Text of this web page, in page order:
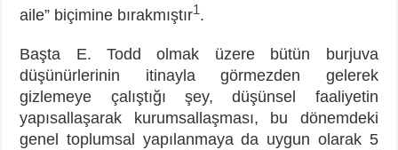
aile” biçimine bırakmıştır1.
Başta E. Todd olmak üzere bütün burjuva
düşünürlerinin itinayla görmezden gelerek
gizlemeye çalıştığı şey, düşünsel faaliyetin
yapısallaşarak kurumsallaşması, bu dönemdeki
genel toplumsal yapılanmaya da uygun olarak 5